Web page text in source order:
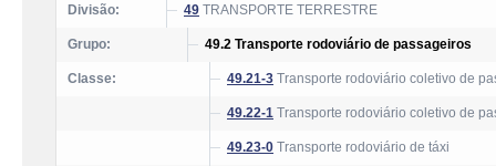
Divisão: 49 TRANSPORTE TERRESTRE
Grupo: 49.2 Transporte rodoviário de passageiros
Classe: 49.21-3 Transporte rodoviário coletivo de
49.22-1 Transporte rodoviário coletivo de
49.23-0 Transporte rodoviário de táxi